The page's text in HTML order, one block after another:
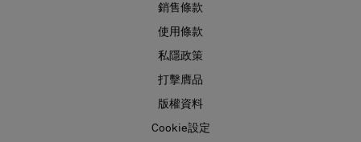
銷售條款
使用條款
私隱政策
打擊膺品
版權資料
Cookie設定